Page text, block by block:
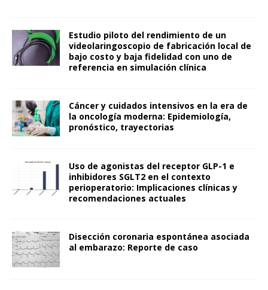
Estudio piloto del rendimiento de un
videolaringoscopio de fabricación local de
bajo costo y baja fidelidad con uno de
referencia en simulación clínica
Cáncer y cuidados intensivos en la era de
la oncología moderna: Epidemiología,
pronóstico, trayectorias
Uso de agonistas del receptor GLP-1 e
inhibidores SGLT2 en el contexto
perioperatorio: Implicaciones clínicas y
recomendaciones actuales
Disección coronaria espontánea asociada
al embarazo: Reporte de caso